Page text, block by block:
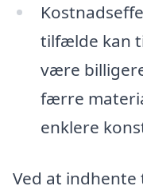
tilfælde kan
være
færre
enklere
Ved at